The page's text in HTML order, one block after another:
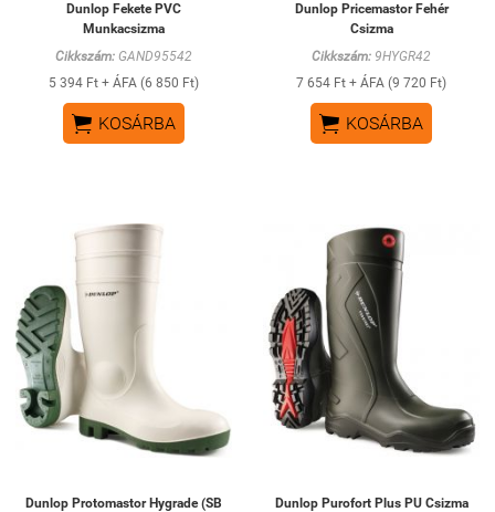
Dunlop Fekete PVC
Munkacsizma
Cikkszám: GAND95542
5 394 Ft + ÁFA (6 850 Ft)
 KOSÁRBA
Dunlop Pricemastor Fehér
Csizma
Cikkszám: 9HYGR42
7 654 Ft + ÁFA (9 720 Ft)
 KOSÁRBA
Dunlop Protomastor Hygrade (SB
Dunlop Purofort Plus PU Csizma